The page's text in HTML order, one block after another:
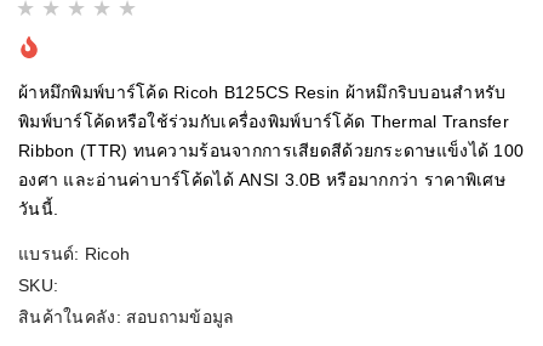
ผ้าหมึกพิมพ์บาร์โค้ด Ricoh B125CS Resin ผ้าหมึกริบบอนสำหรับ
พิมพ์บาร์โค้ดหรือใช้ร่วมกับเครื่องพิมพ์บาร์โค้ด Thermal Transfer
Ribbon (TTR) ทนความร้อนจากการเสียดสีด้วยกระดาษแข็งได้ 100
องศา และอ่านค่าบาร์โค้ดได้ ANSI 3.0B หรือมากกว่า ราคาพิเศษ
วันนี้.
แบรนด์: Ricoh
SKU:
สินค้าในคลัง: สอบถามข้อมูล